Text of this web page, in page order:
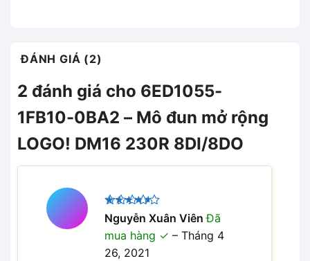
ĐÁNH GIÁ (2)
2 đánh giá cho 6ED1055-
1FB10-0BA2 – Mô đun mở rộng
LOGO! DM16 230R 8DI/8DO
Được
xếp hạng
45 sao
Nguyễn Xuân ViênĐã
mua hàng
– Tháng 4
26, 2021